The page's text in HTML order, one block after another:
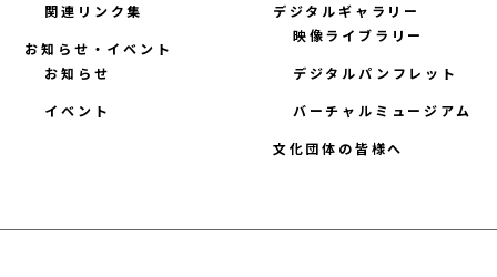
関連リンク集
お知らせ・イベント
お知らせ
イベント
デジタルギャラリー
映像ライブラリー
デジタルパンフレット
バーチャルミュージアム
文化団体の皆様へ